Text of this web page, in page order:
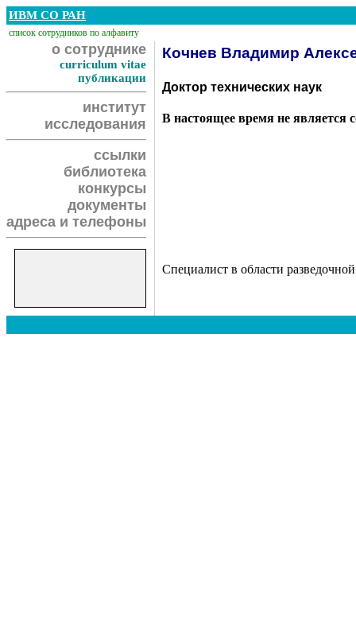
ИВМ СО РАН
список сотрудников по алфавиту
о сотруднике
curriculum vitae
публикации
институт
исследования
ссылки
библиотека
конкурсы
документы
адреса и телефоны
Кочнев Владимир
Доктор технических наук
В настоящее время не является
Специалист в области